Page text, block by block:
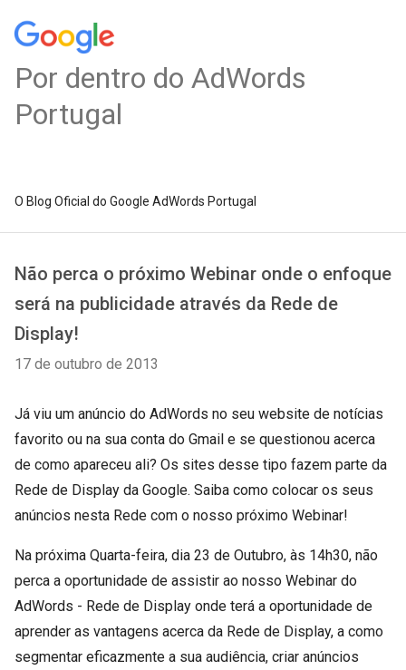
Por dentro do AdWords
Portugal
O Blog Oficial do Google AdWords Portugal
Não perca o próximo Webinar onde o enfoque
será na publicidade através da Rede de
Display!
17 de outubro de 2013
Já viu um anúncio do AdWords no seu website de notícias
favorito ou na sua conta do Gmail e se questionou acerca
de como apareceu ali? Os sites desse tipo fazem parte da
Rede de Display da Google. Saiba como colocar os seus
anúncios nesta Rede com o nosso próximo Webinar!
Na próxima Quarta-feira, dia 23 de Outubro, às 14h30, não
perca a oportunidade de assistir ao nosso Webinar do
AdWords - Rede de Display onde terá a oportunidade de
aprender as vantagens acerca da Rede de Display, a como
segmentar eficazmente a sua audiência, criar anúncios